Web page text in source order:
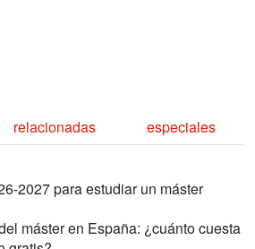
relacionadas
especiales
2027 para estudiar un máster
máster en España: ¿cuánto cuesta